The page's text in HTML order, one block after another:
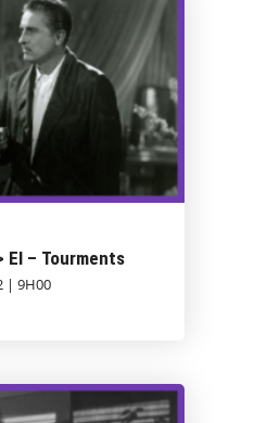
El – Tourments
| 9H00